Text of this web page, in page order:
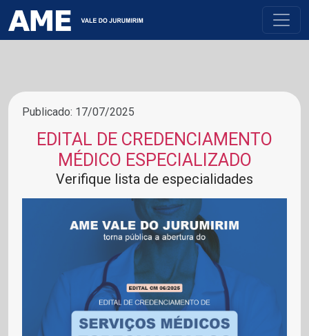
Publicado: 17/07/2025
EDITAL DE CREDENCIAMENTO
MÉDICO ESPECIALIZADO
Verifique lista de especialidades